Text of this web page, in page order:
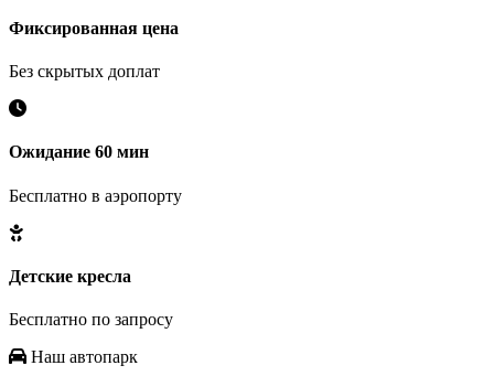
Фиксированная цена
Без скрытых доплат
Ожидание 60 мин
Бесплатно в аэропорту
Детские кресла
Бесплатно по запросу
Наш автопарк